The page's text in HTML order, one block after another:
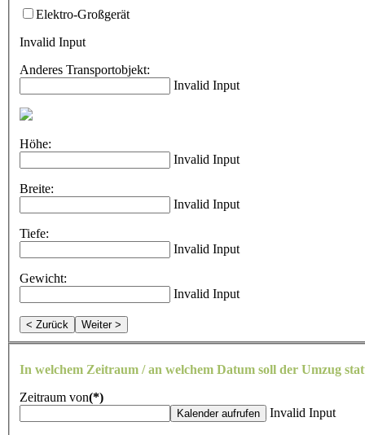
Elektro-Großgerät
Invalid Input
Anderes Transportobjekt:
Invalid Input
Höhe:
Invalid Input
Breite:
Invalid Input
Tiefe:
Invalid Input
Gewicht:
Invalid Input
< Zurück Weiter >
In welchem Zeitraum / an welchem Datum soll der Umzug
Zeitraum von(*)
Invalid Input